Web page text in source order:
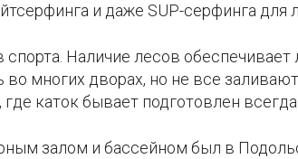
и даже SUP-серфинга для
Наличие лесов
во многих дворах, но не все
каток бывает подготовлен всегда.
залом и бассейном был в